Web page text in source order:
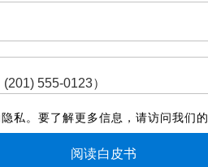
私。要了解更多信息，请访问我们的